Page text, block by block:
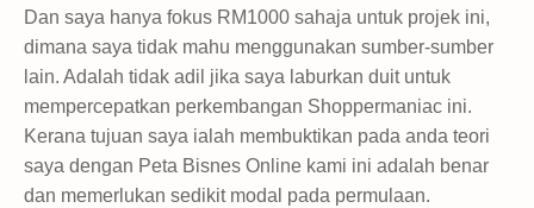
Dan saya hanya fokus RM1000 sahaja untuk projek ini,
dimana saya tidak mahu menggunakan sumber-sumber
lain. Adalah tidak adil jika saya laburkan duit untuk
mempercepatkan perkembangan Shoppermaniac ini.
Kerana tujuan saya ialah membuktikan pada anda teori
saya dengan Peta Bisnes Online kami ini adalah benar
dan memerlukan sedikit modal pada permulaan.